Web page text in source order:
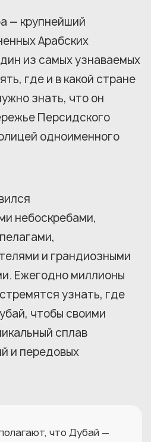
— крупнейший
Арабских
из самых узнаваемых
где и в какой стране
знать, что он
Персидского
одноименного
небоскребами,
и грандиозными
Ежегодно миллионы
узнать, где
чтобы своими
сплав
и передовых
что Дубай —